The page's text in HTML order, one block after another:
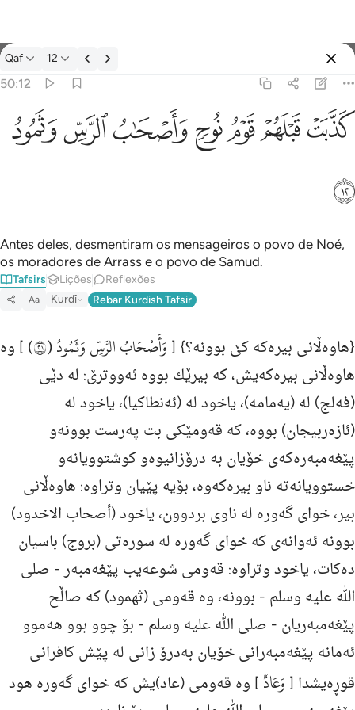
Tafsir: Qaf 50:12
Qaf 12
50:12
كذبت قبلهم قوم نوح واصحاب الرس وثمود ١٢
كَذَّبَتْ قَبْلَهُمْ قَوْمُ نُوحٍۢ وَأَصْحَـٰبُ ٱلرَّسِّ وَثَمُودُ ١٢
ﲫﲬﲭﲮﲯﲰﲱ
ﲲ
Antes deles, desmentiram os mensageiros o povo de Noé,
os moradores de Arrass e o povo de Samud.
Tafsirs Lições Reflexões
Aa Kurdî Rebar Kurdish Tafsir
{هاوەڵانی بیرەكە كێ‌ بوونە؟} [ وَأَصْحَابُ الرَّسِّ وَثَمُودُ (١٢)
] وه‌
هاوه‌ڵانی بیره‌كه‌یش، كه‌ بیرێك بووه‌ ئه‌ووترێ: له‌ دێى
(فه‌لج) له‌ (یه‌مامه‌)، یاخود له‌ (ئه‌نطاكیا)، یاخود له‌
(ئازه‌ربیجان) بووه‌، كه‌ قه‌ومێكى بت په‌رست بوونه‌و
پێغه‌مبه‌ره‌كه‌ى خۆیان به‌ درۆزانیوه‌و كوشتوویانه‌و
خستوویانه‌ته‌ ناو بیره‌كه‌وه‌، بۆیه‌ پێیان وتراوه‌: هاوه‌ڵانی
بیر، خواى گه‌وره‌ له‌ ناوى بردوون، یاخود (أصحاب الاخدود)
بوونه‌ ئه‌وانه‌ى كه‌ خواى گه‌وره‌ له‌ سوره‌تى (بروج) باسیان
ده‌كات، یاخود وتراوه‌: قه‌ومی شوعه‌یب پێغه‌مبه‌ر - صلی
الله علیه وسلم - بوونه‌، وه‌ قه‌ومی (ثهمود) كه‌ صاڵح
پێغه‌مبه‌ریان - صلی الله علیه وسلم - بۆ چوو بوو هه‌موو
ئه‌مانه‌ پێغه‌مبه‌رانی خۆیان به‌درۆ زانی له‌ پێش كافرانی
قوڕه‌یشدا [ وَعَادٌ ] وه‌ قه‌ومی (عاد)یش كه‌ خوای گه‌وره‌ هود